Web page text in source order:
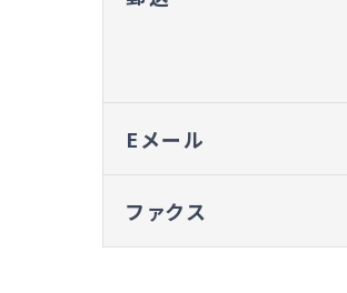
Eメール
ファクス